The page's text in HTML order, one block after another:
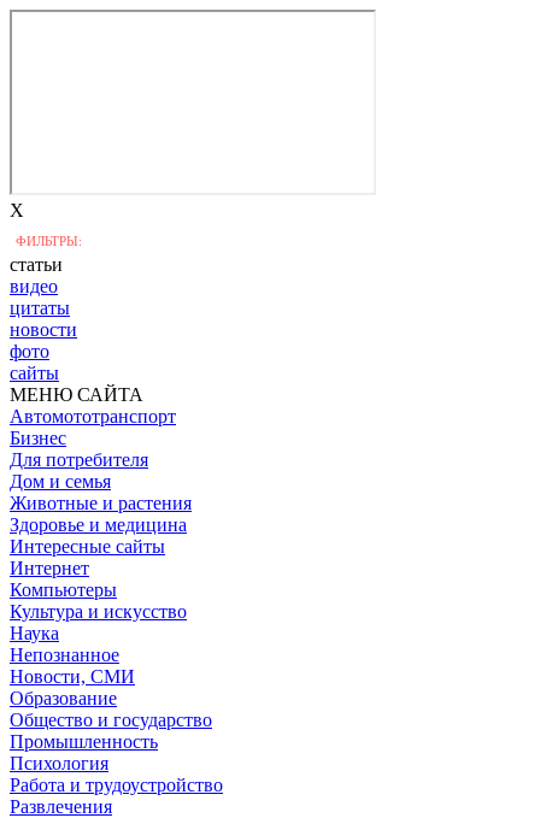
X
ФИЛЬТРЫ:
статьи
видео
цитаты
новости
фото
сайты
МЕНЮ САЙТА
Автомототранспорт
Бизнес
Для потребителя
Дом и семья
Животные и растения
Здоровье и медицина
Интересные сайты
Интернет
Компьютеры
Культура и искусство
Наука
Непознанное
Новости, СМИ
Образование
Общество и государство
Промышленность
Психология
Работа и трудоустройство
Развлечения